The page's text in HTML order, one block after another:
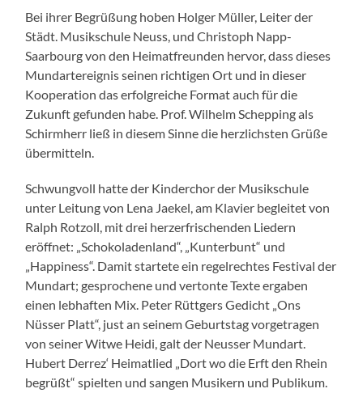
Bei ihrer Begrüßung hoben Holger Müller, Leiter der
Städt. Musikschule Neuss, und Christoph Napp-
Saarbourg von den Heimatfreunden hervor, dass dieses
Mundartereignis seinen richtigen Ort und in dieser
Kooperation das erfolgreiche Format auch für die
Zukunft gefunden habe. Prof. Wilhelm Schepping als
Schirmherr ließ in diesem Sinne die herzlichsten Grüße
übermitteln.
Schwungvoll hatte der Kinderchor der Musikschule
unter Leitung von Lena Jaekel, am Klavier begleitet von
Ralph Rotzoll, mit drei herzerfrischenden Liedern
eröffnet: „Schokoladenland“, „Kunterbunt“ und
„Happiness“. Damit startete ein regelrechtes Festival der
Mundart; gesprochene und vertonte Texte ergaben
einen lebhaften Mix. Peter Rüttgers Gedicht „Ons
Nüsser Platt“, just an seinem Geburtstag vorgetragen
von seiner Witwe Heidi, galt der Neusser Mundart.
Hubert Derrez‘ Heimatlied „Dort wo die Erft den Rhein
begrüßt“ spielten und sangen Musikern und Publikum.